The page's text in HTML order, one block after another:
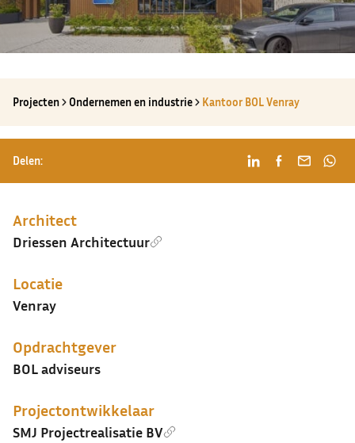
Projecten Ondernemen en industrie Kantoor BOL Venray
Delen:
Architect
Driessen Architectuur
Locatie
Venray
Opdrachtgever
BOL adviseurs
Projectontwikkelaar
SMJ Projectrealisatie BV